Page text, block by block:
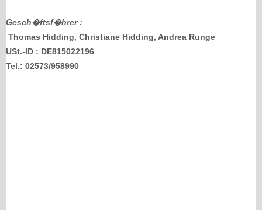
Gesch�ftsf�hrer :
Thomas Hidding, Christiane Hidding, Andrea Runge
USt.-ID : DE815022196
Tel.: 02573/958990